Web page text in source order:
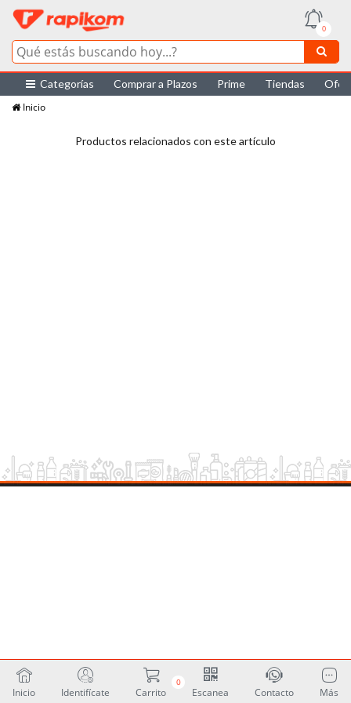
0
Categorías Comprar a Plazos Prime Tiendas
Inicio
Productos relacionados con este artículo
Inicio Identifícate
0
Carrito Escanea Contacto Más